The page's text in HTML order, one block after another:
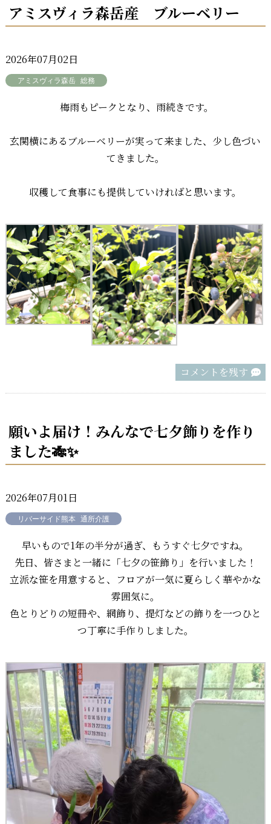
アミスヴィラ森岳産 ブルーベリー
2026年07月02日
アミスヴィラ森岳 総務
梅雨もピークとなり、雨続きです。
玄関横にあるブルーベリーが実って来ました、少し色づい
てきました。
収穫して食事にも提供していければと思います。
コメントを残す
願いよ届け！みんなで七夕飾りを作り
ました🎋✨
2026年07月01日
リバーサイド熊本 通所介護
早いもので1年の半分が過ぎ、もうすぐ七夕ですね。
先日、皆さまと一緒に「七夕の笹飾り」を行いました！
立派な笹を用意すると、フロアが一気に夏らしく華やかな
雰囲気に。
色とりどりの短冊や、網飾り、提灯などの飾りを一つひと
つ丁寧に手作りしました。